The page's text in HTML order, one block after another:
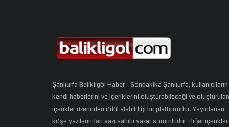
Şanlıurfa Balıklıgöl Haber - Sondakika Şanlıurfa, kullanıcıların
kendi haberlerini ve içeriklerini oluşturabileceği ve oluşturulan
içerikler üzerinden ödül alabildiği bir platformdur. Yayınlanan
köşe yazılarından yazı sahibi yazar sorumludur, diğer içerikler